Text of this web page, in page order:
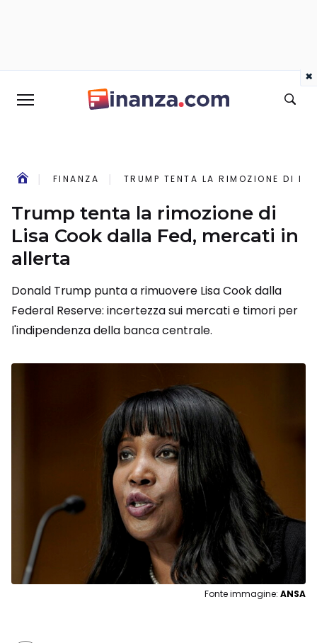
FINANZA TRUMP TENTA LA RIMOZIONE DI
Trump tenta la rimozione di
Lisa Cook dalla Fed, mercati in
allerta
Donald Trump punta a rimuovere Lisa Cook dalla
Federal Reserve: incertezza sui mercati e timori per
l'indipendenza della banca centrale.
Fonte immagine: ANSA
×